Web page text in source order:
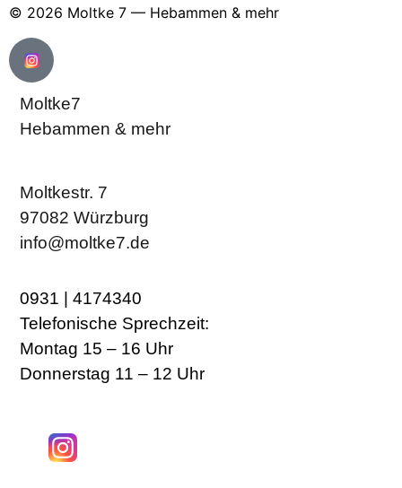
© 2026 Moltke 7 — Hebammen & mehr
Moltke7
Hebammen & mehr
Moltkestr. 7
97082 Würzburg
info@moltke7.de
0931 | 4174340
Telefonische Sprechzeit:
Montag 15 – 16 Uhr
Donnerstag 11 – 12 Uhr